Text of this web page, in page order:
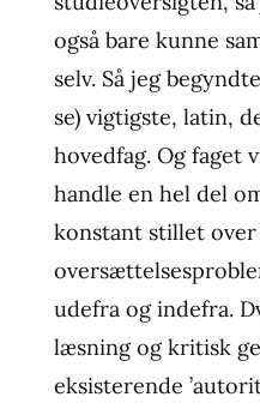
også bare kunne
selv. Så jeg
se) vigtigste, latin,
hovedfag. Og faget
handle en hel del
konstant stillet
udefra og indefra.
læsning og kritisk
eksisterende